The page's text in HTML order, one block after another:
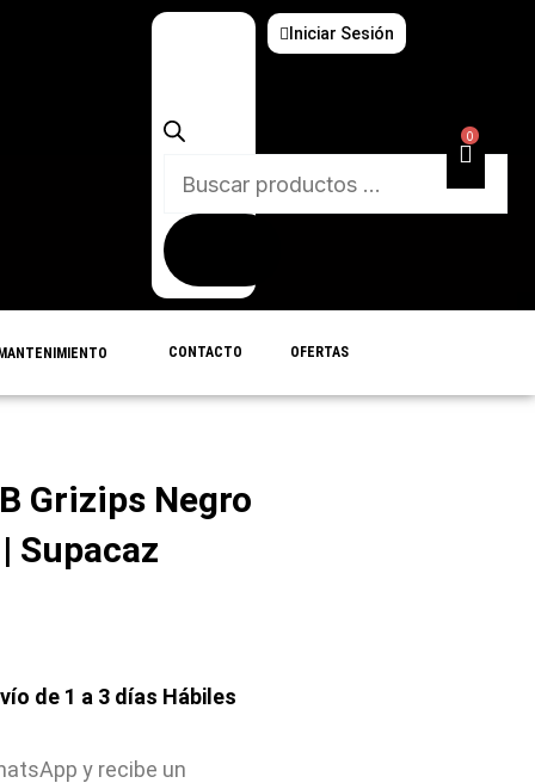
productos
Iniciar Sesión
0
MANTENIMIENTO CONTACTO OFERTAS
Grizips Negro
Supacaz
de 1 a 3 días Hábiles
y recibe un